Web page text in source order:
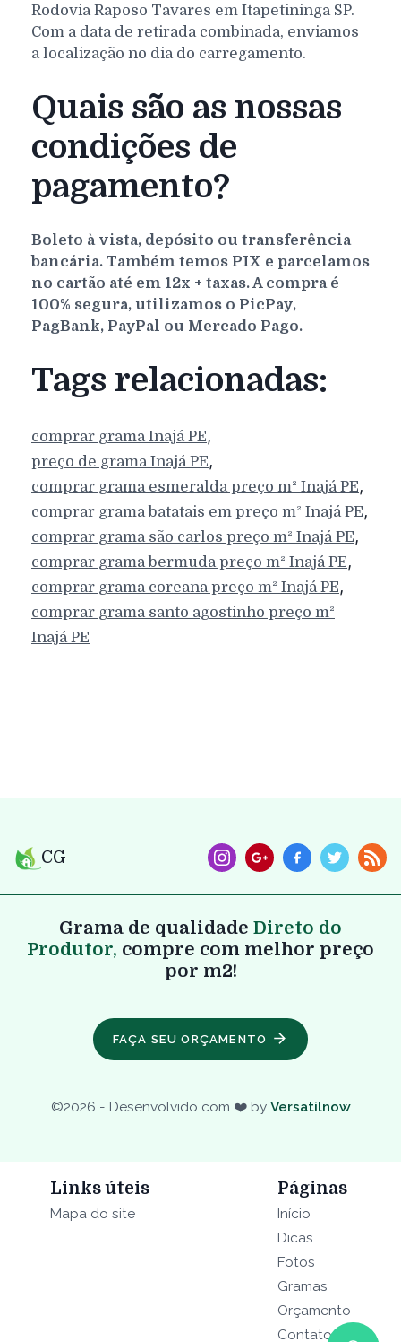
Rodovia Raposo Tavares em Itapetininga SP.
Com a data de retirada combinada, enviamos
a localização no dia do carregamento.
Quais são as nossas
condições de
pagamento?
Boleto à vista, depósito ou transferência
bancária. Também temos PIX e parcelamos
no cartão até em 12x + taxas. A compra é
100% segura, utilizamos o PicPay,
PagBank, PayPal ou Mercado Pago.
Tags relacionadas:
comprar gramaInajá PE,
preço de gramaInajá PE,
comprar grama esmeralda preço m² Inajá PE,
comprar grama batatais em preço m² Inajá PE,
comprar grama são carlos preço m² Inajá PE,
comprar grama bermuda preço m² Inajá PE,
comprar grama coreana preço m² Inajá PE,
comprar grama santo agostinho preço m²
Inajá PE
CG
Grama de qualidade Direto do
Produtor, compre com melhor preço
por m2!
FAÇA SEU ORÇAMENTO
©2026 - Desenvolvido com ❤️ by Versatilnow
Links úteis
Mapa do site
Páginas
Início
Dicas
Fotos
Gramas
Orçamento
Contato